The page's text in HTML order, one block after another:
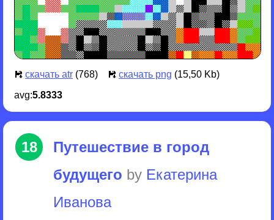
скачать atr (768) скачать png (15,50 Kb)
avg:5.8333
18
Путешествие в город
будущего by Екатерина
Иванова